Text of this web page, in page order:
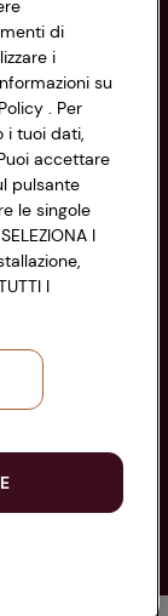
di
i
su
. Per
i tuoi dati,
accettare
pulsante
le singole
I
I